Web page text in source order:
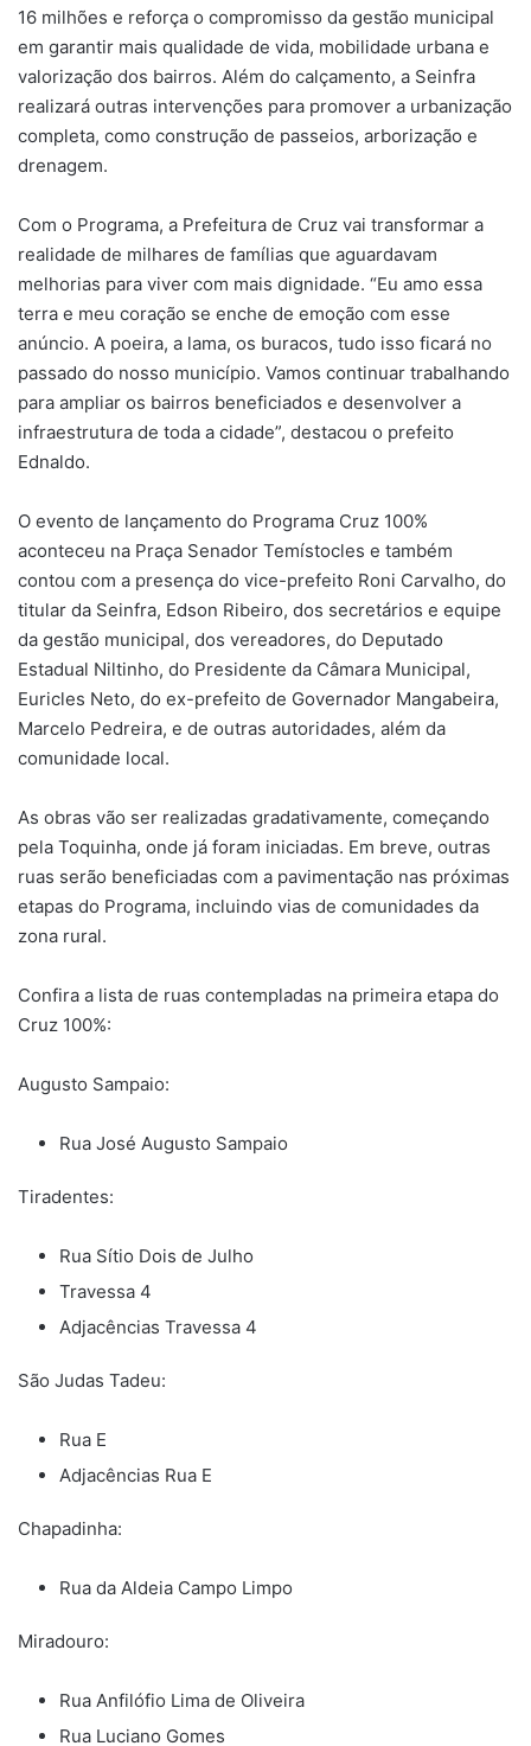
16 milhões e reforça o compromisso da gestão municipal
em garantir mais qualidade de vida, mobilidade urbana e
valorização dos bairros. Além do calçamento, a Seinfra
realizará outras intervenções para promover a urbanização
completa, como construção de passeios, arborização e
drenagem.
Com o Programa, a Prefeitura de Cruz vai transformar a
realidade de milhares de famílias que aguardavam
melhorias para viver com mais dignidade. “Eu amo essa
terra e meu coração se enche de emoção com esse
anúncio. A poeira, a lama, os buracos, tudo isso ficará no
passado do nosso município. Vamos continuar trabalhando
para ampliar os bairros beneficiados e desenvolver a
infraestrutura de toda a cidade”, destacou o prefeito
Ednaldo.
O evento de lançamento do Programa Cruz 100%
aconteceu na Praça Senador Temístocles e também
contou com a presença do vice-prefeito Roni Carvalho, do
titular da Seinfra, Edson Ribeiro, dos secretários e equipe
da gestão municipal, dos vereadores, do Deputado
Estadual Niltinho, do Presidente da Câmara Municipal,
Euricles Neto, do ex-prefeito de Governador Mangabeira,
Marcelo Pedreira, e de outras autoridades, além da
comunidade local.
As obras vão ser realizadas gradativamente, começando
pela Toquinha, onde já foram iniciadas. Em breve, outras
ruas serão beneficiadas com a pavimentação nas próximas
etapas do Programa, incluindo vias de comunidades da
zona rural.
Confira a lista de ruas contempladas na primeira etapa do
Cruz 100%:
Augusto Sampaio:
Rua José Augusto Sampaio
Tiradentes:
Rua Sítio Dois de Julho
Travessa 4
Adjacências Travessa 4
São Judas Tadeu:
Rua E
Adjacências Rua E
Chapadinha:
Rua da Aldeia Campo Limpo
Miradouro:
Rua Anfilófio Lima de Oliveira
Rua Luciano Gomes